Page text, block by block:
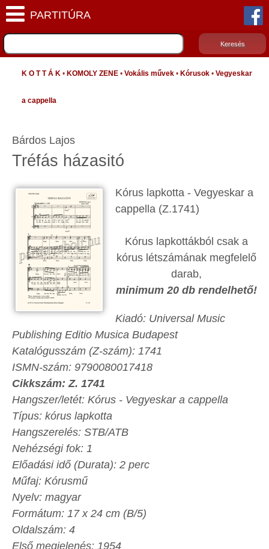
K O T T Á K • KOMOLY ZENE • Vokális művek • Kórusok • Vegyeskar
a cappella
Bárdos Lajos
Tréfás házasitó
Kórus lapkotta - Vegyeskar a
cappella (Z.1741)
Kórus lapkottákból csak a
kórus létszámának megfelelő
darab,
minimum 20 db rendelhető!
Kiadó: Universal Music
Publishing Editio Musica Budapest
Katalógusszám (Z-szám): 1741
ISMN-szám: 9790080017418
Cikkszám: Z. 1741
Hangszer/letét: Kórus - Vegyeskar a cappella
Típus: kórus lapkotta
Hangszerelés: STB/ATB
Nehézségi fok: 1
Előadási idő (Durata): 2 perc
Műfaj: Kórusmű
Nyelv: magyar
Formátum: 17 x 24 cm (B/5)
Oldalszám: 4
Első megjelenés: 1954